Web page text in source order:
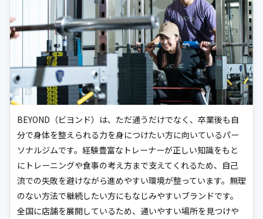
BEYOND（ビヨンド）は、ただ通うだけでなく、卒業後も自
分で身体を整えられる力を身につけたい方に向いているパー
ソナルジムです。経験豊富なトレーナーが正しい知識をもと
にトレーニングや食事の考え方まで支えてくれるため、自己
流での失敗を避けながら進めやすい環境が整っています。無理
のない方法で継続したい方にもなじみやすいブランドです。
全国に店舗を展開しているため、通いやすい場所を見つけや